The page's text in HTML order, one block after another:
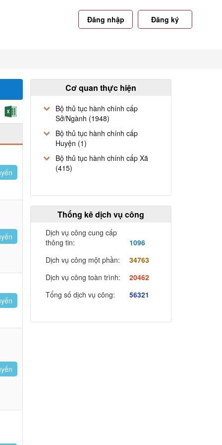
Đăng nhập Đăng ký
Cơ quan thực hiện
Bộ thủ tục hành chính cấp
Sở/Ngành (1948)
Bộ thủ tục hành chính cấp
Huyện (1)
Bộ thủ tục hành chính cấp Xã
(415)
Thống kê dịch vụ công
Dịch vụ công cung cấp
thông tin:
1096
Dịch vụ công một phần:
34763
Dịch vụ công toàn trình:
20462
Tổng số dịch vụ công:
56321